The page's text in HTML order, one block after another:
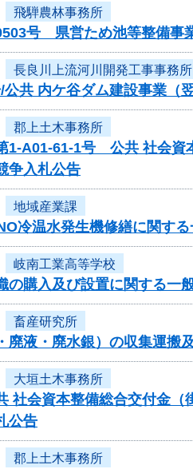
飛騨農林事務所
0503号 県営ため池等整備
長良川上流河川開発工事事務所
/公共 内ケ谷ダム建設事業
郡上土木事務所
1-A01-61-1号 公共 社会
争入札公告
地域産業課
冷温水発生機修繕に関す
岐南工業高等学校
の購入及び設置に関する一
畜産研究所
廃液・廃水銀）の収集運搬
大垣土木事務所
社会資本整備総合交付金
公告
郡上土木事務所